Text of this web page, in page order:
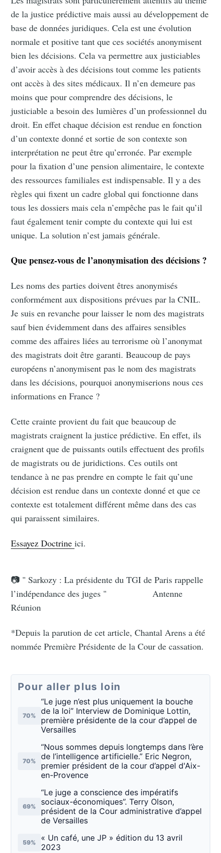
de la justice prédictive mais aussi au développement de
base de données juridiques. Cela est une évolution
normale et positive tant que ces sociétés anonymisent
bien les décisions. Cela va permettre aux justiciables
d’avoir accès à des décisions tout comme les patients
ont accès à des sites médicaux. Il n’en demeure pas
moins que pour comprendre des décisions, le
justiciable a besoin des lumières d’un professionnel du
droit. En effet chaque décision est rendue en fonction
d’un contexte donné et sortie de son contexte son
interprétation ne peut être qu’erronée. Par exemple
pour la fixation d’une pension alimentaire, le contexte
des ressources familiales est indispensable. Il y a des
règles qui fixent un cadre global qui fonctionne dans
tous les dossiers mais cela n’empêche pas le fait qu’il
faut également tenir compte du contexte qui lui est
unique. La solution n’est jamais générale.
Que pensez-vous de l’anonymisation des décisions ?
Les noms des parties doivent êtres anonymisés
conformément aux dispositions prévues par la CNIL.
Je suis en revanche pour laisser le nom des magistrats
sauf bien évidemment dans des affaires sensibles
comme des affaires liées au terrorisme où l’anonymat
des magistrats doit être garanti. Beaucoup de pays
européens n’anonymisent pas le nom des magistrats
dans les décisions, pourquoi anonymiserions nous ces
informations en France ?
Cette crainte provient du fait que beaucoup de
magistrats craignent la justice prédictive. En effet, ils
craignent que de puissants outils effectuent des profils
de magistrats ou de juridictions. Ces outils ont
tendance à ne pas prendre en compte le fait qu’une
décision est rendue dans un contexte donné et que ce
contexte est totalement différent même dans des cas
qui paraissent similaires.
Essayez Doctrineici.
📷 " Sarkozy : La présidente du TGI de Paris rappelle
l’indépendance des juges " Antenne
Réunion
*Depuis la parution de cet article, Chantal Arens a été
nommée Première Présidente de la Cour de cassation.
Pour aller plus loin
70%
“Le juge n’est plus uniquement la bouche
de la loi” Interview de Dominique Lottin,
première présidente de la cour d’appel de
Versailles
70%
“Nous sommes depuis longtemps dans l’ère
de l’intelligence artificielle.” Eric Negron,
premier président de la cour d’appel d'Aix-
en-Provence
69%
“Le juge a conscience des impératifs
sociaux-économiques”. Terry Olson,
président de la Cour administrative d’appel
de Versailles
59%
« Un café, une JP » édition du 13 avril
2023